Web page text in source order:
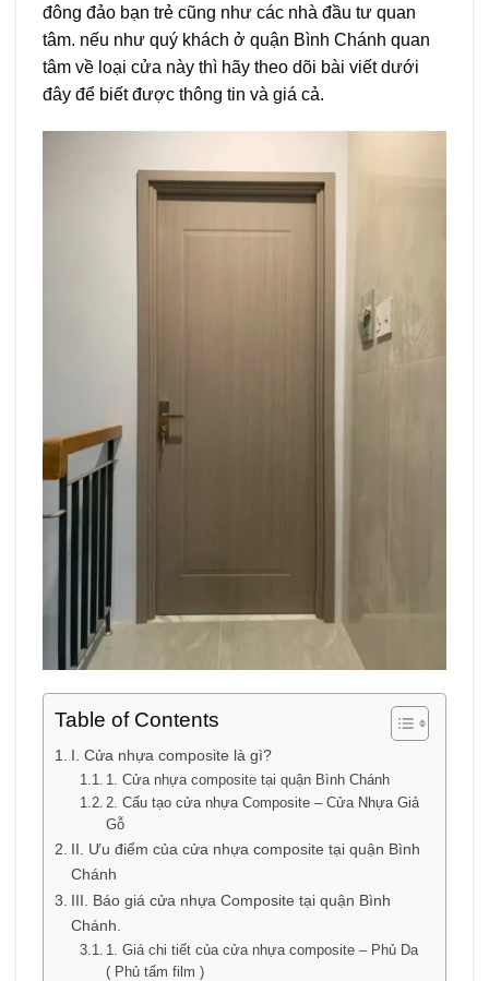
đông đảo bạn trẻ cũng như các nhà đầu tư quan
tâm. nếu như quý khách ở quận Bình Chánh quan
tâm về loại cửa này thì hãy theo dõi bài viết dưới
đây để biết được thông tin và giá cả.
Table of Contents
I. Cửa nhựa composite là gì?
1. Cửa nhựa composite tại quận Bình Chánh
2. Cấu tạo cửa nhựa Composite – Cửa Nhựa Giả
Gỗ
II. Ưu điểm của cửa nhựa composite tại quận Bình
Chánh
III. Báo giá cửa nhựa Composite tại quận Bình
Chánh.
1. Giá chi tiết của cửa nhựa composite – Phủ Da
( Phủ tấm film )